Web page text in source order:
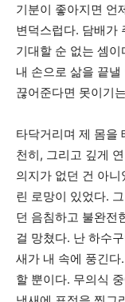
기분이 좋아지면 언
변덕스럽다. 담배가
기대할 순 없는 셈
내 손으로 삶을 끝
끊어준다면 못이기
타닥거리며 제 몸을
천히, 그리고 깊게
의지가 없던 건 아
린 로망이 있었다.
던 음침하고 불완전
걸 망쳤다. 난 하수
새가 내 속에 풍긴
할 뿐이다. 무의식